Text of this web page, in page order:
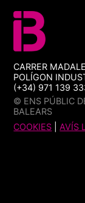
CARRER
POLÍGON
(+34) 971 139
© ENS PÚBLIC
BALEARS
COOKIES |AVÍS